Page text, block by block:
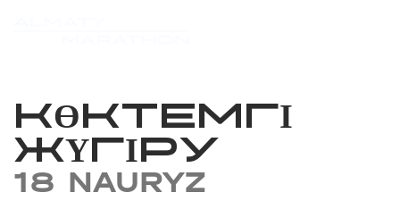
КӨКТЕМГІ
ЖҮГІРУ
18 NAURYZ